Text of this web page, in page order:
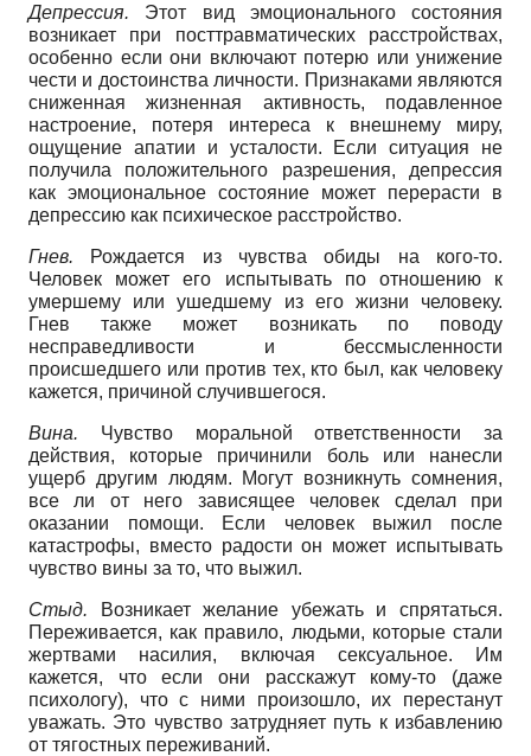
Депрессия. Этот вид эмоционального состояния
возникает при посттравматических расстройствах,
особенно если они включают потерю или унижение
чести и достоинства личности. Признаками являются
сниженная жизненная активность, подавленное
настроение, потеря интереса к внешнему миру,
ощущение апатии и усталости. Если ситуация не
получила положительного разрешения, депрессия
как эмоциональное состояние может перерасти в
депрессию как психическое расстройство.
Гнев. Рождается из чувства обиды на кого-то.
Человек может его испытывать по отношению к
умершему или ушедшему из его жизни человеку.
Гнев также может возникать по поводу
несправедливости и бессмысленности
происшедшего или против тех, кто был, как человеку
кажется, причиной случившегося.
Вина. Чувство моральной ответственности за
действия, которые причинили боль или нанесли
ущерб другим людям. Могут возникнуть сомнения,
все ли от него зависящее человек сделал при
оказании помощи. Если человек выжил после
катастрофы, вместо радости он может испытывать
чувство вины за то, что выжил.
Стыд. Возникает желание убежать и спрятаться.
Переживается, как правило, людьми, которые стали
жертвами насилия, включая сексуальное. Им
кажется, что если они расскажут кому-то (даже
психологу), что с ними произошло, их перестанут
уважать. Это чувство затрудняет путь к избавлению
от тягостных переживаний.